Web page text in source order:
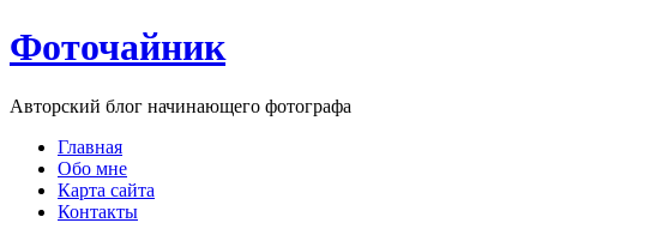
Фоточайник
Авторский блог начинающего фотографа
Главная
Обо мне
Карта сайта
Контакты